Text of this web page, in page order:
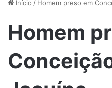
Início / Homem preso em
Homem